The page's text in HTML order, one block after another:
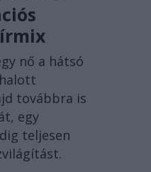
nő a hátsó
továbbra is
egy
teljesen